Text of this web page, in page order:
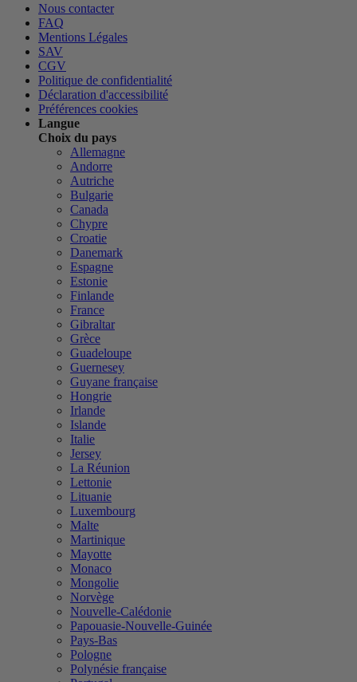
Nous contacter
FAQ
Mentions Légales
SAV
CGV
Politique de confidentialité
Déclaration d'accessibilité
Préférences cookies
Langue
Choix du pays
Allemagne
Andorre
Autriche
Bulgarie
Canada
Chypre
Croatie
Danemark
Espagne
Estonie
Finlande
France
Gibraltar
Grèce
Guadeloupe
Guernesey
Guyane française
Hongrie
Irlande
Islande
Italie
Jersey
La Réunion
Lettonie
Lituanie
Luxembourg
Malte
Martinique
Mayotte
Monaco
Mongolie
Norvège
Nouvelle-Calédonie
Papouasie-Nouvelle-Guinée
Pays-Bas
Pologne
Polynésie française